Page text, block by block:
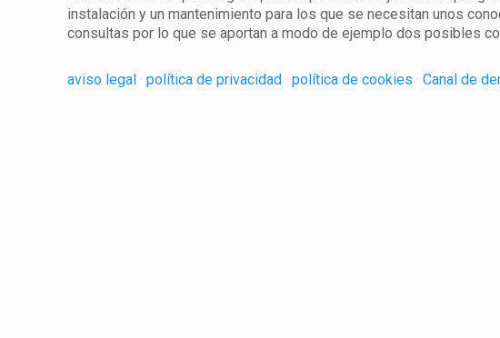
instalación y un mantenimiento para los que se necesitan unos
consultas por lo que se aportan a modo de ejemplo dos posibles
aviso legal · política de privacidad · política de cookies · Canal de